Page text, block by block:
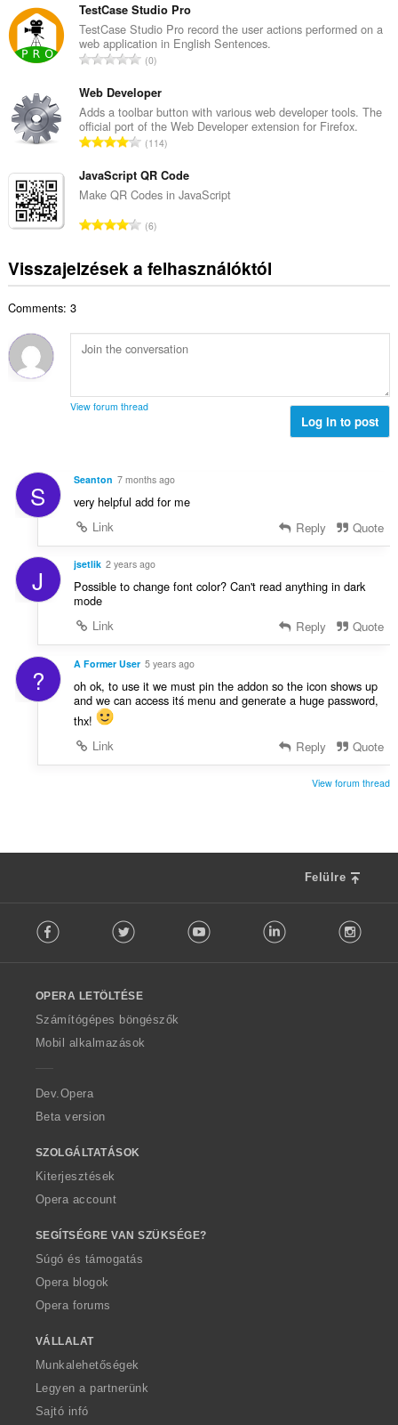
r
t
é
k
e
l
é
s
z
á
a
s
z
e
s
r
t
é
k
e
l
s
z
á
:
TestCase Studio Pro
TestCase Studio Pro record the user actions performed on a
web application in English Sentences.
Ö
s
z
e
s
r
t
é
k
l
é
z
a
:
0
Web Developer
Adds a toolbar button with various web developer tools. The
official port of the Web Developer extension for Firefox.
Ö
s
z
s
r
t
e
l
s
a
:
114
JavaScript QR Code
Make QR Codes in JavaScript
Ö
z
é
r
k
s
z
m
a
:
6
Visszajelzések a felhasználóktól
Comments: 3
View forum thread
Log in to post
S Seanton 7 months ago
very helpful add for me
Link
Reply Quote
J jsetlik 2 years ago
Possible to change font color? Can't read anything in dark
mode
Link
Reply Quote
? A Former User 5 years ago
oh ok, to use it we must pin the addon so the icon shows up
and we can access itś menu and generate a huge password,
thx!
Link
Reply Quote
View forum thread
Felülre
o
w
O
p
a
Facebook Twitter Youtube LinkedIn
OPERA LETÖLTÉSE
Számítógépes böngészők
Mobil alkalmazások
Dev.Opera
Beta version
SZOLGÁLTATÁSOK
Kiterjesztések
Opera account
SEGÍTSÉGRE VAN SZÜKSÉGE?
Súgó és támogatás
Opera blogok
Opera forums
VÁLLALAT
Munkalehetőségek
Legyen a partnerünk
Sajtó infó